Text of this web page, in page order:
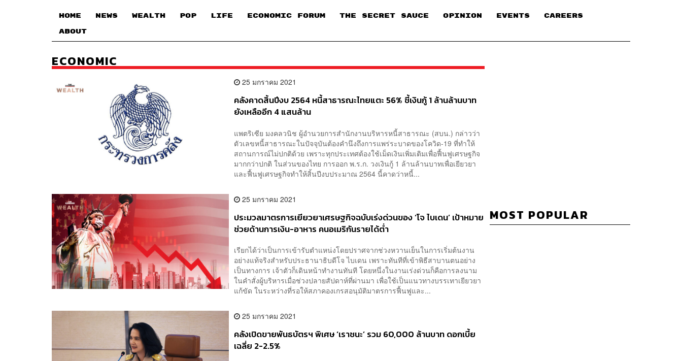
HOME NEWS WEALTH POP LIFE ECONOMIC FORUM THE SECRET SAUCE​ OPINION EVENTS CAREERS
ABOUT
ECONOMIC
25 มกราคม 2021
คลังคาดสิ้นปีงบ 2564 หนี้สาธารณะไทยแตะ 56% ชี้เงินกู้ 1 ล้านล้านบาท
ยังเหลืออีก 4 แสนล้าน
แพตริเซีย มงคลวนิช ผู้อำนวยการสำนักงานบริหารหนี้สาธารณะ (สบน.) กล่าวว่า
ตัวเลขหนี้สาธารณะในปัจจุบันต้องคำนึงถึงการแพร่ระบาดของโควิด-19 ที่ทำให้
สถานการณ์ไม่ปกติด้วย เพราะทุกประเทศต้องใช้เม็ดเงินเพิ่มเติมเพื่อฟื้นฟูเศรษฐกิจ
มากกว่าปกติ ในส่วนของไทย การออก พ.ร.ก. วงเงินกู้ 1 ล้านล้านบาทเพื่อเยียวยา
และฟื้นฟูเศรษฐกิจทำให้สิ้นปีงบประมาณ 2564 นี้คาดว่าหนี้...
25 มกราคม 2021
ประมวลมาตรการเยียวยาเศรษฐกิจฉบับเร่งด่วนของ ‘โจ ไบเดน’ เป้าหมาย
ช่วยด้านการเงิน-อาหาร คนอเมริกันรายได้ต่ำ
เรียกได้ว่าเป็นการเข้ารับตำแหน่งโดยปราศจากช่วงหวานเย็นในการเริ่มต้นงาน
อย่างแท้จริงสำหรับประธานาธิบดีโจ ไบเดน เพราะทันทีที่เข้าพิธีสาบานตนอย่าง
เป็นทางการ เจ้าตัวก็เดินหน้าทำงานทันที โดยหนึ่งในงานเร่งด่วนก็คือการลงนาม
ในคำสั่งผู้บริหารเมื่อช่วงปลายสัปดาห์ที่ผ่านมา เพื่อใช้เป็นแนวทางบรรเทาเยียวยา
แก้ขัด ในระหว่างที่รอให้สภาคองเกรสอนุมัติมาตรการฟื้นฟูและ...
25 มกราคม 2021
คลังเปิดขายพันธบัตรฯ พิเศษ ‘เราชนะ’ รวม 60,000 ล้านบาท ดอกเบี้ย
เฉลี่ย 2-2.5%
MOST POPULAR